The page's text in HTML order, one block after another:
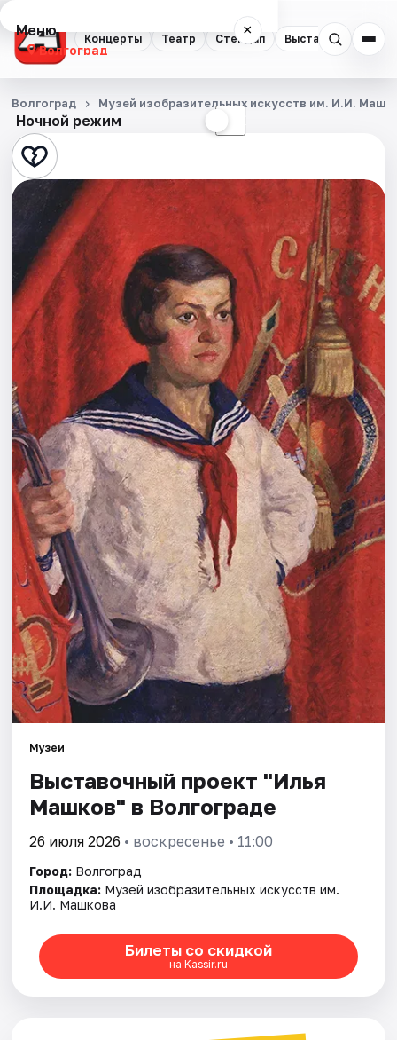
Концерты Театр Стендап Выставки
Меню ×
Волгоград
Концерты
Театр
Стендап
Выставки
Квесты
Экскурсии
Спорт
События
Города
Площадки
Артисты
Рейтинги
Ночной режим ☾
Волгоград Музей изобразительных искусств им. И.И.
Музеи
Выставочный проект "Илья
Машков" в Волгограде
26 июля 2026 • воскресенье • 11:00
Город: Волгоград
Площадка: Музей изобразительных искусств им.
И.И. Машкова
Билеты со скидкой
на Kassir.ru